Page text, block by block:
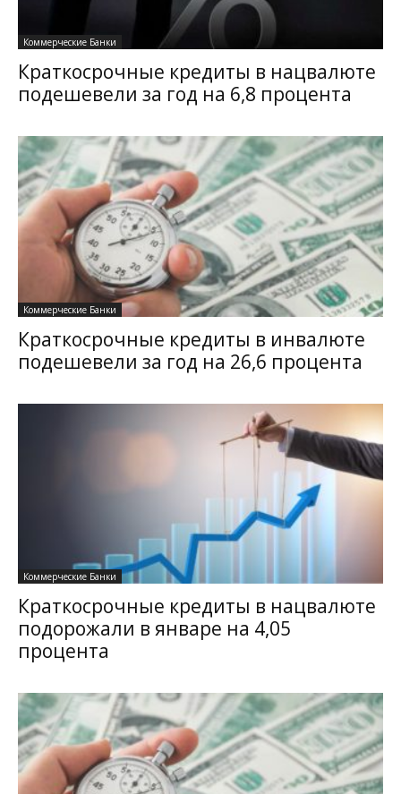
Коммерческие Банки
Краткосрочные кредиты в нацвалюте
подешевели за год на 6,8 процента
Коммерческие Банки
Краткосрочные кредиты в инвалюте
подешевели за год на 26,6 процента
Коммерческие Банки
Краткосрочные кредиты в нацвалюте
подорожали в январе на 4,05
процента